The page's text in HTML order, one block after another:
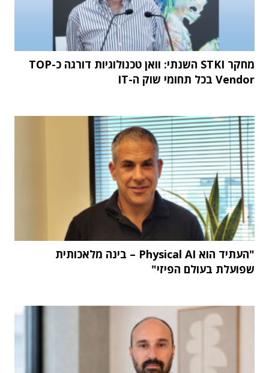
מחקר STKI השנתי: וואן טכנולוגיות דורגה כ-TOP
Vendor בכל תחומי שוק ה-IT
"העתיד הוא Physical AI – בינה מלאכותית
שפועלת בעולם הפיזי"